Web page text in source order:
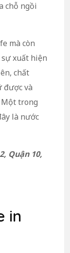
chỗ ngồi
mà còn
xuất hiện
chất
được và
Một trong
là nước
Quận 10,
in